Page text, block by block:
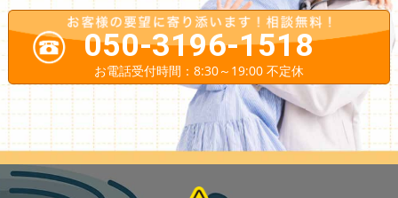
050-3196-1518
お電話受付時間：8:30～19:00 不定休